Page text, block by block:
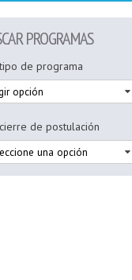
PROGRAMAS
de programa
de postulación